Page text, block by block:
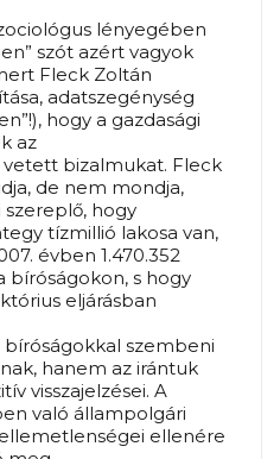
lényegében
szót azért vagyok
Fleck Zoltán
adatszegénység
hogy a gazdasági
az
vetett bizalmukat. Fleck
de nem mondja,
szereplő, hogy
tízmillió lakosa van,
évben 1.470.352
bíróságokon, s hogy
eljárásban
szembeni
hanem az irántuk
visszajelzései. A
való állampolgári
ellenére